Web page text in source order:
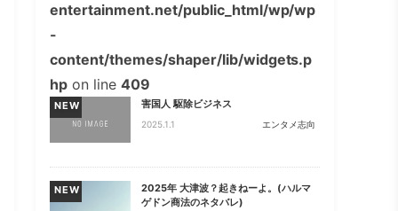
entertainment.net/public_html/wp/wp
-
content/themes/shaper/lib/widgets.p
hpon line 409
NEW 害国人 駆除ビジネス
2025.1.1 エンタメ志向
NEW
2025年 大津波？起きねーよ。(ハルマ
ゲドン商法のネタバレ)